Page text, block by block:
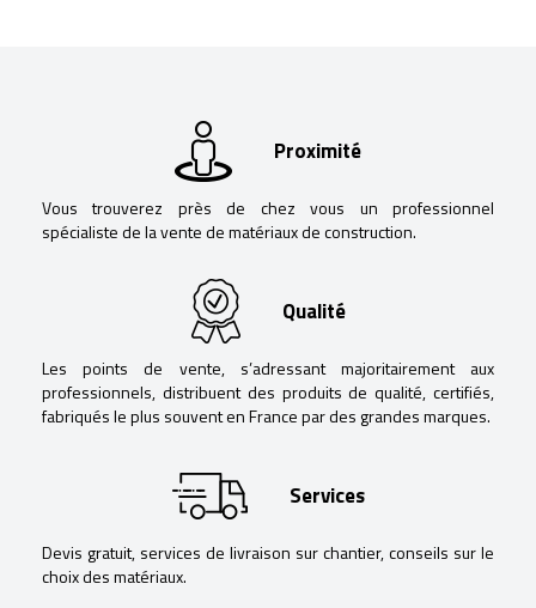
Proximité
Vous trouverez près de chez vous un professionnel
spécialiste de la vente de matériaux de construction.
Qualité
Les points de vente, s’adressant majoritairement aux
professionnels, distribuent des produits de qualité, certifiés,
fabriqués le plus souvent en France par des grandes marques.
Services
Devis gratuit, services de livraison sur chantier, conseils sur le
choix des matériaux.